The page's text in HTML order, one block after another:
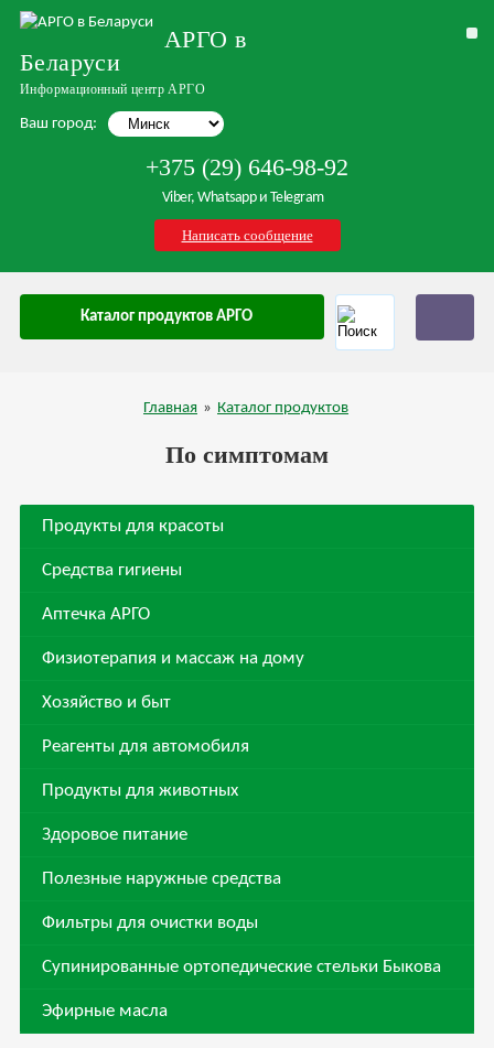
АРГО в
Беларуси
Информационный центр АРГО
Ваш город:
+375 (29) 646-98-92
Viber, Whatsapp и Telegram
Написать сообщение
Каталог продуктов АРГО
Главная » Каталог продуктов
По симптомам
Продукты для красоты
Средства гигиены
Аптечка АРГО
Физиотерапия и массаж на дому
Хозяйство и быт
Реагенты для автомобиля
Продукты для животных
Здоровое питание
Полезные наружные средства
Фильтры для очистки воды
Супинированные ортопедические стельки Быкова
Эфирные масла